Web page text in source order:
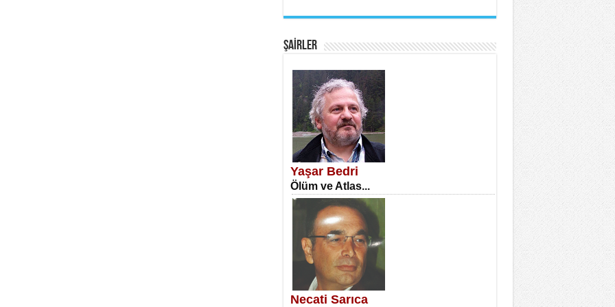
SATILMIŞ ÜMİT ÇETİNKAYA
Erkenlik...
NECLA DİLEK ARSLAN
Öğretmenler Günü Mahkemesi...
ŞAİRLER
Yaşar Bedri
Ölüm ve Atlas...
Necati Sarıca